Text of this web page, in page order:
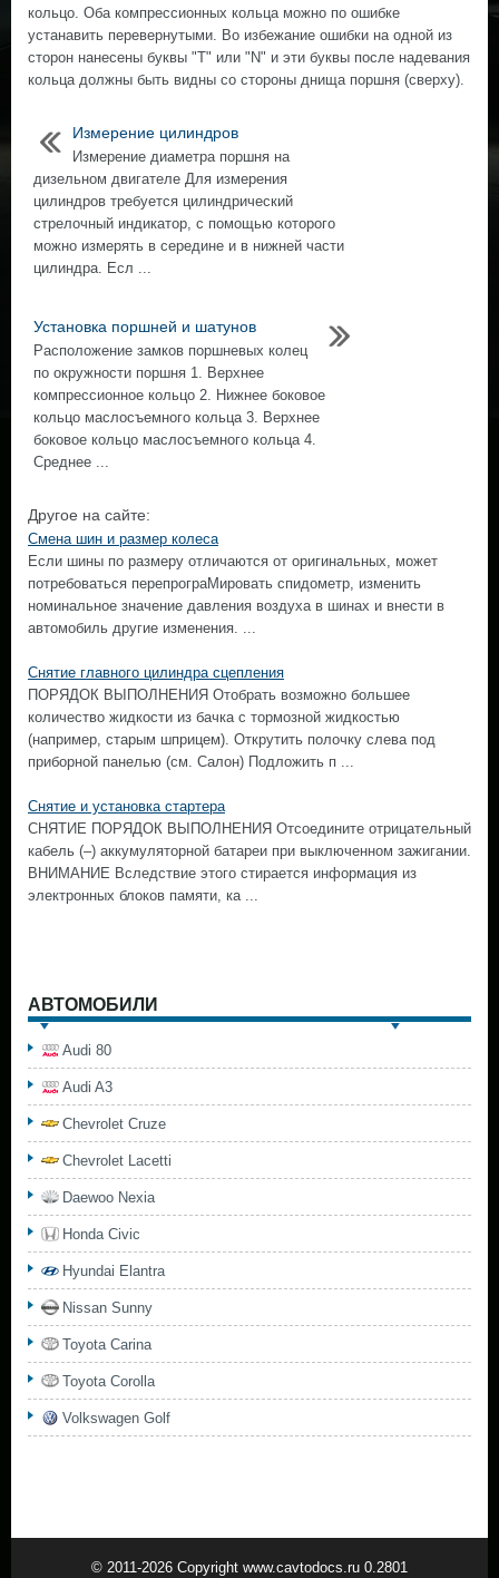
кольцо. Оба компрессионных кольца можно по ошибке
устанавить перевернутыми. Во избежание ошибки на одной из
сторон нанесены буквы "Т" или "N" и эти буквы после надевания
кольца должны быть видны со стороны днища поршня (сверху).
Измерение цилиндров
Измерение диаметра поршня на
дизельном двигателе Для измерения
цилиндров требуется цилиндрический
стрелочный индикатор, с помощью которого
можно измерять в середине и в нижней части
цилиндра. Есл ...
Установка поршней и шатунов
Расположение замков поршневых колец
по окружности поршня 1. Верхнее
компрессионное кольцо 2. Нижнее боковое
кольцо маслосъемного кольца 3. Верхнее
боковое кольцо маслосъемного кольца 4.
Среднее ...
Другое на сайте:
Смена шин и размер колеса
Если шины по размеру отличаются от оригинальных, может
потребоваться перепрограМировать спидометр, изменить
номинальное значение давления воздуха в шинах и внести в
автомобиль другие изменения. ...
Снятие главного цилиндра сцепления
ПОРЯДОК ВЫПОЛНЕНИЯ Отобрать возможно большее
количество жидкости из бачка с тормозной жидкостью
(например, старым шприцем). Открутить полочку слева под
приборной панелью (см. Салон) Подложить п ...
Снятие и установка стартера
СНЯТИЕ ПОРЯДОК ВЫПОЛНЕНИЯ Отсоедините отрицательный
кабель (–) аккумуляторной батареи при выключенном зажигании.
ВНИМАНИЕ Вследствие этого стирается информация из
электронных блоков памяти, ка ...
АВТОМОБИЛИ
Audi 80
Audi A3
Chevrolet Cruze
Chevrolet Lacetti
Daewoo Nexia
Honda Civic
Hyundai Elantra
Nissan Sunny
Toyota Carina
Toyota Corolla
Volkswagen Golf
© 2011-2026 Copyright www.cavtodocs.ru 0.2801